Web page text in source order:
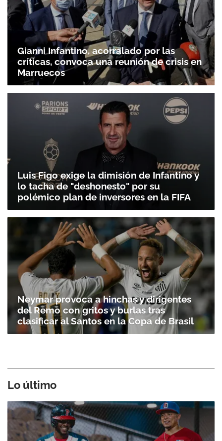
Gianni Infantino, acorralado por las
críticas, convoca una reunión de crisis en
Marruecos
Luis Figo exige la dimisión de Infantino y
lo tacha de "deshonesto" por su
polémico plan de inversores en la FIFA
Neymar provoca a hinchas y dirigentes
del Remo con gritos y burlas tras
clasificar al Santos en la Copa de Brasil
Lo último